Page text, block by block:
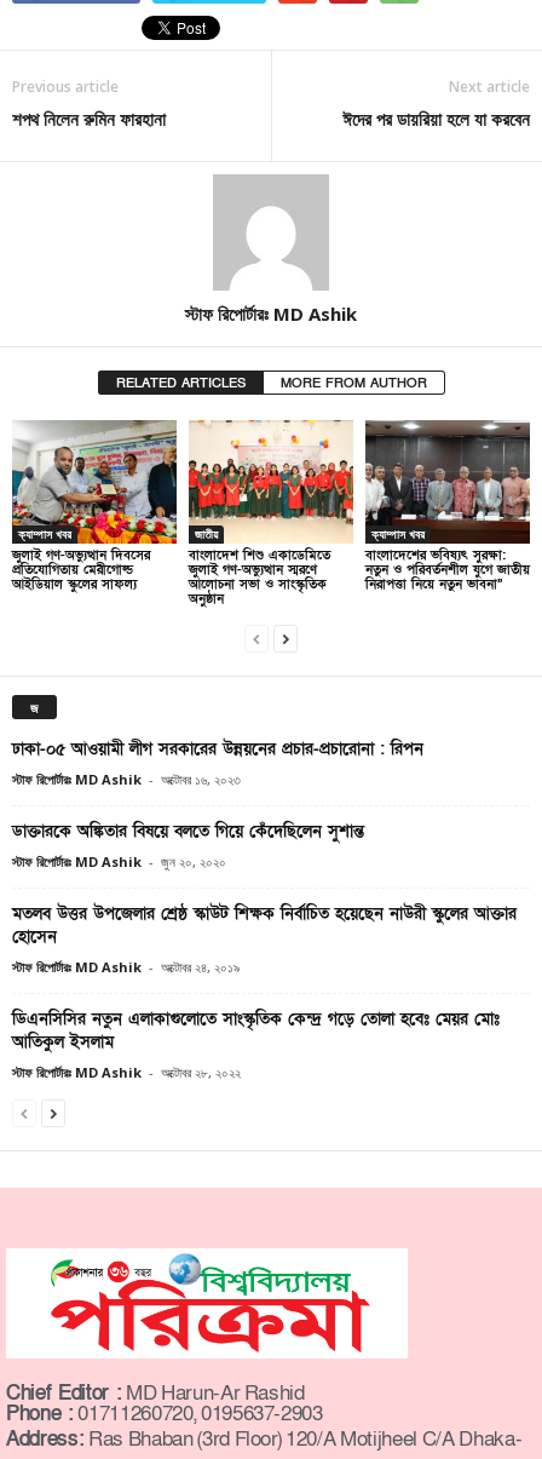
Previous article
শপথ নিলেন রুমিন ফারহানা
Next article
ঈদের পর ডায়রিয়া হলে যা করবেন
স্টাফ রিপোর্টারঃ MD Ashik
RELATED ARTICLES MORE FROM AUTHOR
ক্যাম্পাস খবর
জুলাই গণ-অভ্যুত্থান দিবসের
প্রতিযোগিতায় মেরীগোল্ড
আইডিয়াল স্কুলের সাফল্য
জাতীয়
বাংলাদেশ শিশু একাডেমিতে
জুলাই গণ-অভ্যুত্থান স্মরণে
আলোচনা সভা ও সাংস্কৃতিক
অনুষ্ঠান
ক্যাম্পাস খবর
বাংলাদেশের ভবিষ্যৎ সুরক্ষা:
নতুন ও পরিবর্তনশীল যুগে জাতীয়
নিরাপত্তা নিয়ে নতুন ভাবনা”
জ
ঢাকা-০৫ আওয়ামী লীগ সরকারের উন্নয়নের প্রচার-প্রচারোনা : রিপন
স্টাফ রিপোর্টারঃ MD Ashik - অক্টোবর ১৬, ২০২৩
ডাক্তারকে অঙ্কিতার বিষয়ে বলতে গিয়ে কেঁদেছিলেন সুশান্ত
স্টাফ রিপোর্টারঃ MD Ashik - জুন ২০, ২০২০
মতলব উত্তর উপজেলার শ্রেষ্ঠ স্কাউট শিক্ষক নির্বাচিত হয়েছেন নাউরী স্কুলের আক্তার
হোসেন
স্টাফ রিপোর্টারঃ MD Ashik - অক্টোবর ২৪, ২০১৯
ডিএনসিসির নতুন এলাকাগুলোতে সাংস্কৃতিক কেন্দ্র গড়ে তোলা হবেঃ মেয়র মোঃ
আতিকুল ইসলাম
স্টাফ রিপোর্টারঃ MD Ashik - অক্টোবর ২৮, ২০২২
Chief Editor : MD Harun-Ar Rashid
Phone :01711260720, 0195637-2903
Address: Ras Bhaban (3rd Floor) 120/A Motijheel C/A Dhaka-